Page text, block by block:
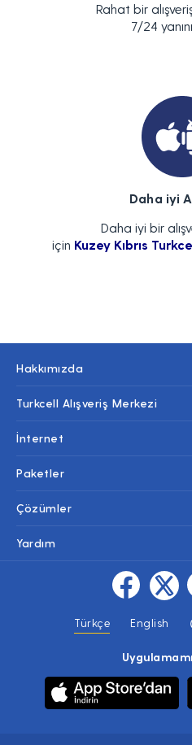
Rahat bir
7/24
Daha iyi
Daha iyi bir
için Kuzey Kıbrıs
Hakkımızda
Turkcell Alışveriş Merkezi
İnternet
Paketler
Çözümler
Yardım
Türkçe English